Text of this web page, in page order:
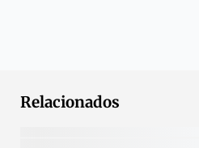
Relacionados